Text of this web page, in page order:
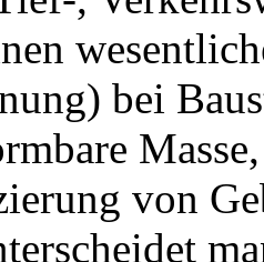
bei
von